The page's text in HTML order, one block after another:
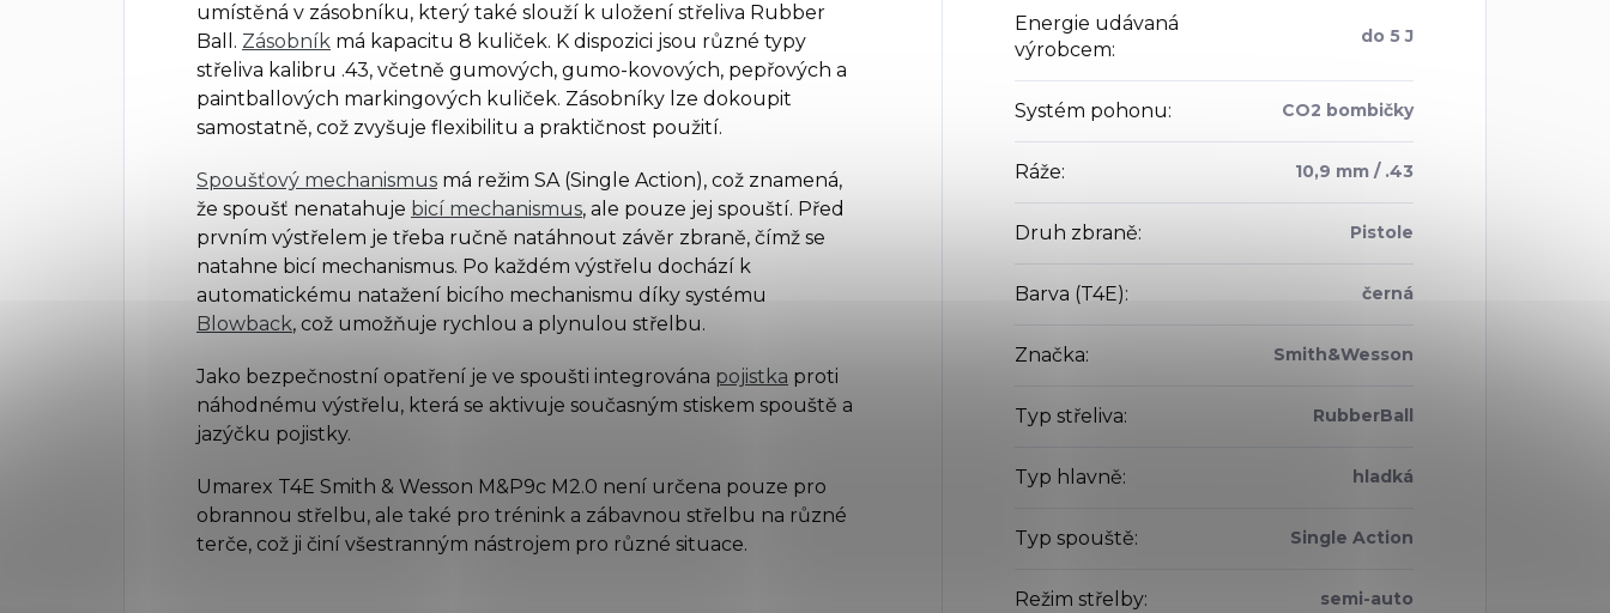
umístěná v zásobníku, který také slouží k uložení střeliva Rubber
Ball. Zásobník má kapacitu 8 kuliček. K dispozici jsou různé typy
střeliva kalibru .43, včetně gumových, gumo-kovových, pepřových a
paintballových markingových kuliček. Zásobníky lze dokoupit
samostatně, což zvyšuje flexibilitu a praktičnost použití.
Spoušťový mechanismus má režim SA (Single Action), což znamená,
že spoušť nenatahuje bicí mechanismus, ale pouze jej spouští. Před
prvním výstřelem je třeba ručně natáhnout závěr zbraně, čímž se
natahne bicí mechanismus. Po každém výstřelu dochází k
automatickému natažení bicího mechanismu díky systému
Blowback, což umožňuje rychlou a plynulou střelbu.
Jako bezpečnostní opatření je ve spoušti integrována pojistka proti
náhodnému výstřelu, která se aktivuje současným stiskem spouště a
jazýčku pojistky.
Umarex T4E Smith & Wesson M&P9c M2.0 není určena pouze pro
obrannou střelbu, ale také pro trénink a zábavnou střelbu na různé
terče, což ji činí všestranným nástrojem pro různé situace.
Energie udávaná
výrobcem:
do 5 J
Systém pohonu: CO2 bombičky
Ráže: 10,9 mm / .43
Druh zbraně: Pistole
Barva (T4E): černá
Značka: Smith&Wesson
Typ střeliva: RubberBall
Typ hlavně: hladká
Typ spouště: Single Action
Režim střelby: semi-auto